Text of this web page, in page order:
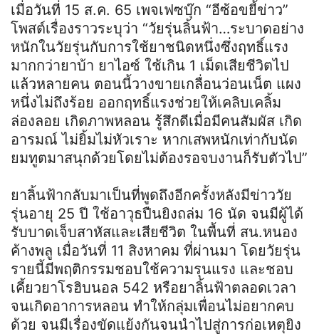
เมื่อวันที่ 15 ส.ค. 65 เพจเฟซบุ๊ก “อีซ้อขยี้ข่าว”
โพสต์เรื่องราวระบุว่า “วัยรุ่นลิ้นฟ้า…ระบาดอย่าง
หนักในวัยรุ่นกับการใช้ยาชนิดหนึ่งซึ่งฤทธิ์แรง
มากกว่ายาบ้า ยาไอซ์ ใช้เกิน 1 เม็ดเสียชีวิตไป
แล้วหลายคน ตอนนี้วางขายเกลื่อนว่อนเน็ต แผง
หนึ่งไม่ถึงร้อย ออกฤทธิ์แรงช่วยให้เคลิบเคลิ้ม
ล่องลอย เกิดภาพหลอน รู้สึกดีเมื่อมีคนสัมผัส เกิด
อารมณ์ ไม่ยิ้มไม่หัวเราะ หากเสพหนักเท่ากับนัด
ยมทูตมาสนุกด้วยโดยไม่ต้องรอจบงานก็รับตัวไป”
ยาลิ้นฟ้ากลับมาเป็นที่พูดถึงอีกครั้งหลังมีข่าววัย
รุ่นอายุ 25 ปี ใช้อาวุธปืนยิงถล่ม 16 นัด จนมีผู้ได้
รับบาดเจ็บสาหัสและเสียชีวิต ในพื้นที่ สน.หนอง
ค้างพลู เมื่อวันที่ 11 สิงหาคม ที่ผ่านมา โดยวัยรุ่น
รายนี้มีพฤติกรรมชอบใช้ความรุนแรง และชอบ
เคี้ยวยาโรฮิบนอล 542 หรือยาลิ้นฟ้าตลอดเวลา
จนเกิดอาการหลอน ทำให้กลุ่มเพื่อนไม่อยากคบ
ด้วย จนมีเรื่องขัดแย้งกันจนนำไปสู่การก่อเหตุยิง